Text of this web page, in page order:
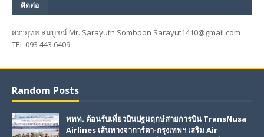
ติดต่อ
ศรายุทธ สมบูรณ์ Mr. Sarayuth Somboon Sarayut1410@gmail.com
TEL 093 443 6409
Random Posts
ททท. ต้อนรับเที่ยวบินปฐมฤกษ์สายการบิน TransNusa
Airlines เส้นทางจาการ์ตา-กรุงเทพฯ เสริม Air